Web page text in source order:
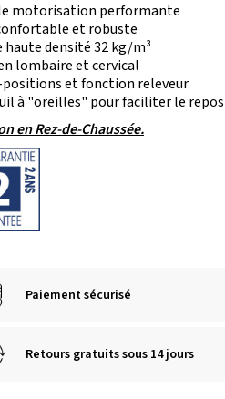
motorisation performante
et robuste
haute densité 32 kg/m³
lombaire et cervical
et fonction releveur
à "oreilles" pour faciliter le
en Rez-de-Chaussée.
Paiement sécurisé
Retours gratuits sous 14 jours